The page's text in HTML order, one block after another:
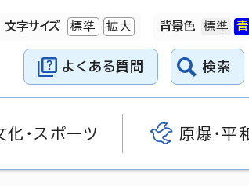
文字サイズ 標準 拡大 背景色
よくある質問 検索
化・スポーツ 原爆・平